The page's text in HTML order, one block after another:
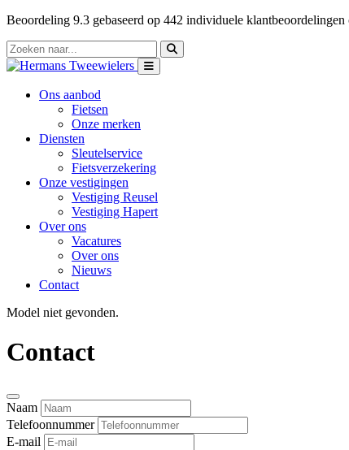
Beoordeling 9.3 gebaseerd op 442 individuele klantbeoordelingen
Ons aanbod
Fietsen
Onze merken
Diensten
Sleutelservice
Fietsverzekering
Onze vestigingen
Vestiging Reusel
Vestiging Hapert
Over ons
Vacatures
Over ons
Nieuws
Contact
Model niet gevonden.
Contact
Naam
Telefoonnummer
E-mail